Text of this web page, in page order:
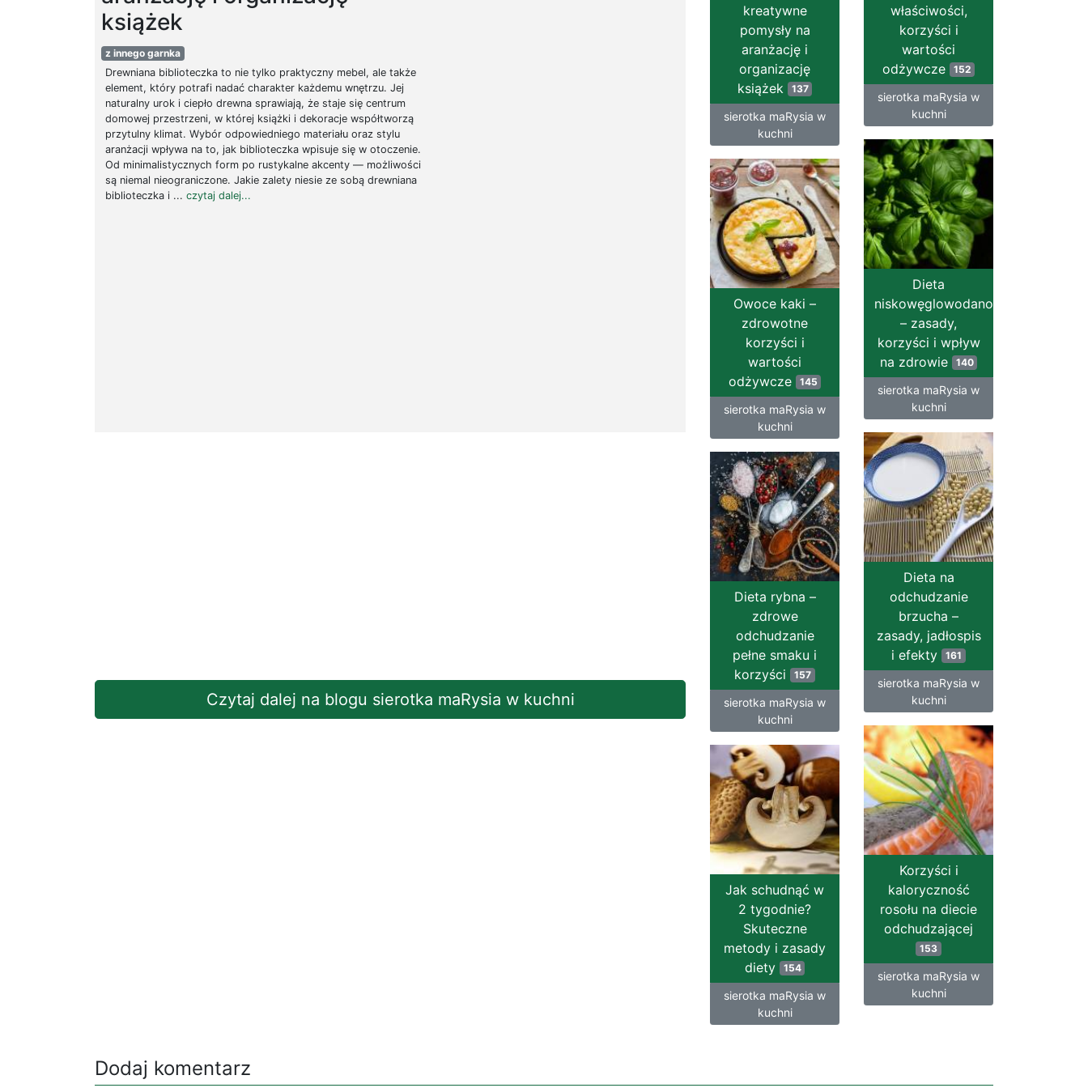
książek
z innego garnka
Drewniana biblioteczka to nie tylko praktyczny mebel, ale także
element, który potrafi nadać charakter każdemu wnętrzu. Jej
naturalny urok i ciepło drewna sprawiają, że staje się centrum
domowej przestrzeni, w której książki i dekoracje współtworzą
przytulny klimat. Wybór odpowiedniego materiału oraz stylu
aranżacji wpływa na to, jak biblioteczka wpisuje się w otoczenie.
Od minimalistycznych form po rustykalne akcenty — możliwości
są niemal nieograniczone. Jakie zalety niesie ze sobą drewniana
biblioteczka i ... czytaj dalej...
Czytaj dalej na blogu sierotka maRysia w kuchni
kreatywne
pomysły na
aranżację i
organizację
książek
137
sierotka maRysia w
kuchni
właściwości,
korzyści i
wartości
odżywcze
152
sierotka maRysia w
kuchni
Dieta
niskowęglowodanowa
– zasady,
korzyści i wpływ
na zdrowie
140
sierotka maRysia w
kuchni
Owoce kaki –
zdrowotne
korzyści i
wartości
odżywcze
145
sierotka maRysia w
kuchni
Dieta na
odchudzanie
brzucha –
zasady, jadłospis
i efekty 161
sierotka maRysia w
kuchni
Dieta rybna –
zdrowe
odchudzanie
pełne smaku i
korzyści 157
sierotka maRysia w
kuchni
Korzyści i
kaloryczność
rosołu na diecie
odchudzającej
153
sierotka maRysia w
kuchni
Jak schudnąć w
2 tygodnie?
Skuteczne
metody i zasady
diety
154
sierotka maRysia w
kuchni
Dodaj komentarz